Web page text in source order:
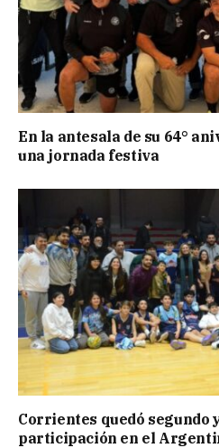
En la antesala de su 64°
una jornada festiva
Corrientes quedó segundo
participación en el